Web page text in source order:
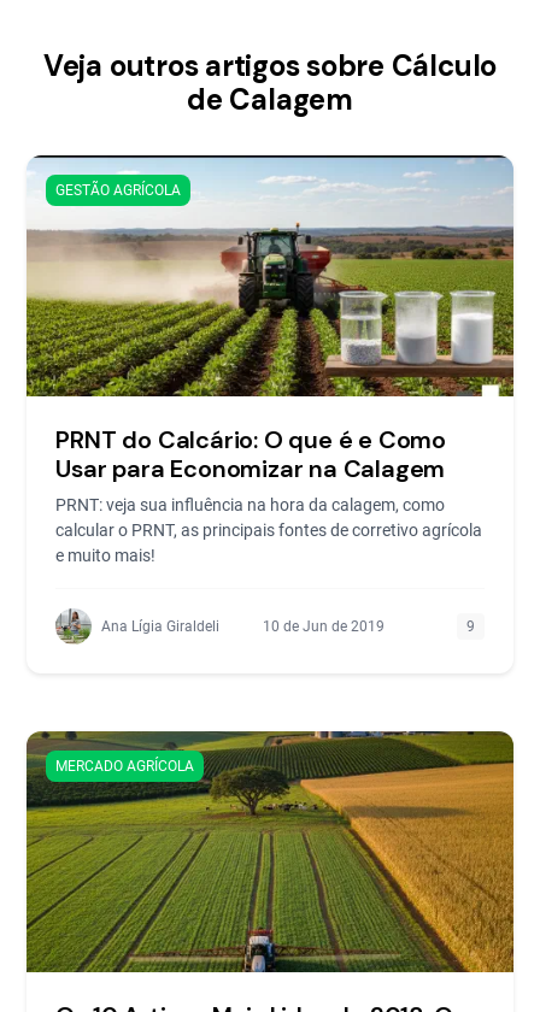
Veja outros artigos sobre Cálculo
de Calagem
GESTÃO AGRÍCOLA
PRNT do Calcário: O que é e Como
Usar para Economizar na Calagem
PRNT: veja sua influência na hora da calagem, como
calcular o PRNT, as principais fontes de corretivo agrícola
e muito mais!
Ana Lígia Giraldeli 10 de Jun de 2019 9
MERCADO AGRÍCOLA